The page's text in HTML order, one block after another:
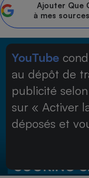
Ajouter Que
à mes
YouTube
au dépôt de
publicité
sur « Activer
déposés et